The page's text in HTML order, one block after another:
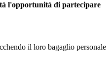
l'opportunità di partecipare
il loro bagaglio personale